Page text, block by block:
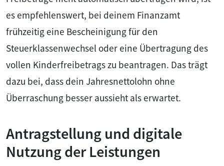
es empfehlenswert, bei deinem Finanzamt
frühzeitig eine Bescheinigung für den
Steuerklassenwechsel oder eine Übertragung des
vollen Kinderfreibetrags zu beantragen. Das trägt
dazu bei, dass dein Jahresnettolohn ohne
Überraschung besser aussieht als erwartet.
Antragstellung und digitale
Nutzung der Leistungen